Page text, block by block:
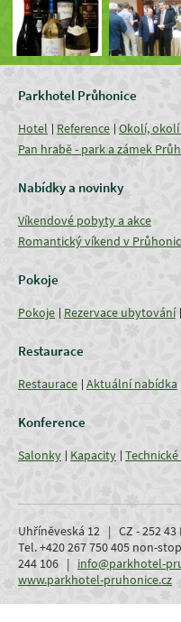
Parkhotel Průhonice
Hotel Reference Okolí,
Pan hrabě - park a zámek
Nabídky a novinky
Víkendové pobyty a akce
Romantický víkend v
Pokoje
Pokoje Rezervace ubytování
Restaurace
Restaurace Aktuální nabídka
Konference
Salonky Kapacity
Uhříněveská 12 | CZ - 252
Tel. +420 267 750 405 non-
244 106 | info@parkhotel-
www.parkhotel-pruhonice.cz